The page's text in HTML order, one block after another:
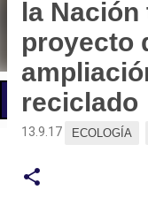
📢 LO ÚLTIMO
la Nación
proyecto
reciclado
13.9.17 ECOLOGÍA